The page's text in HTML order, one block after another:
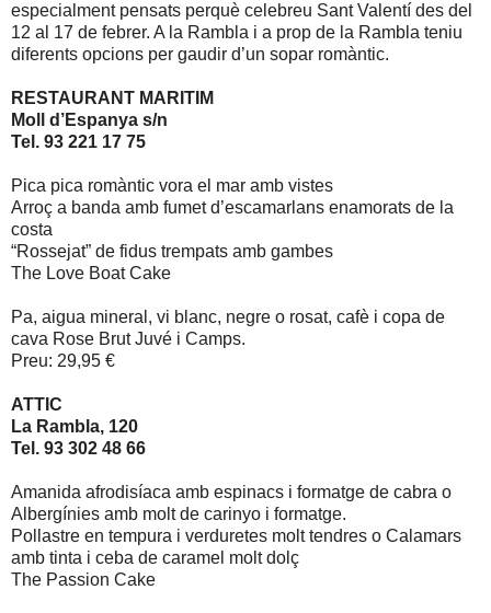
especialment pensats perquè celebreu Sant Valentí des del
12 al 17 de febrer. A la Rambla i a prop de la Rambla teniu
diferents opcions per gaudir d’un sopar romàntic.
RESTAURANT MARITIM
Moll d’Espanya s/n
Tel. 93 221 17 75
Pica pica romàntic vora el mar amb vistes
Arroç a banda amb fumet d’escamarlans enamorats de la
costa
“Rossejat” de fidus trempats amb gambes
The Love Boat Cake
Pa, aigua mineral, vi blanc, negre o rosat, cafè i copa de
cava Rose Brut Juvé i Camps.
Preu: 29,95 €
ATTIC
La Rambla, 120
Tel. 93 302 48 66
Amanida afrodisíaca amb espinacs i formatge de cabra o
Albergínies amb molt de carinyo i formatge.
Pollastre en tempura i verduretes molt tendres o Calamars
amb tinta i ceba de caramel molt dolç
The Passion Cake